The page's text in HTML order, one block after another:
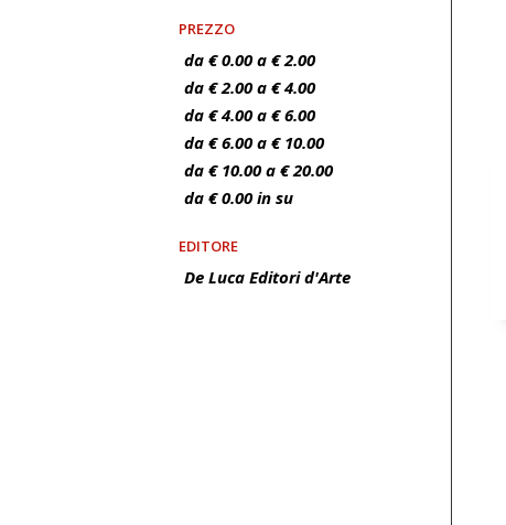
PREZZO
da € 0.00 a € 2.00
da € 2.00 a € 4.00
da € 4.00 a € 6.00
da € 6.00 a € 10.00
da € 10.00 a € 20.00
da € 0.00 in su
EDITORE
De Luca Editori d'Arte